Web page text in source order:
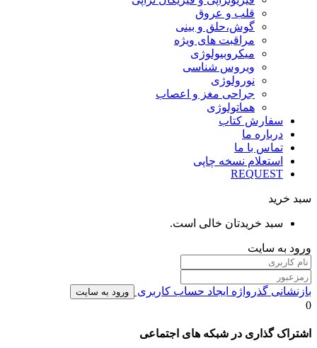
قلب و عروق
گوش،حلق و بینی
مراقبت های ویژه
میکروبیولوژی
ویروس شناسی
نورولوژی
جراحی مغز و اعصاب
هماتولوژی
سفارش کتاب
درباره ما
تماس با ما
استعلام نسخه چاپی
REQUEST
سبد خرید
سبد خریدتان خالی است.
ورود به سایت
بازنشانی گذرواژه ایجاد حساب کاربری ورود به سایت
0
اشتراک گذاری در شبکه های اجتماعی